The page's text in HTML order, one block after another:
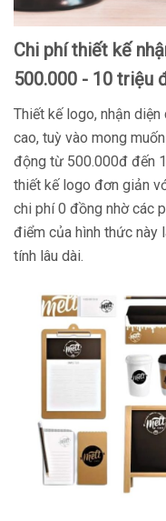
Chi phí thiết kế
500.000 - 10 triệu
Thiết kế logo, nhận
cao, tuỳ vào mong
động từ 500.000đ đến
thiết kế logo đơn giản
chi phí 0 đồng nhờ các
điểm của hình thức này
tính lâu dài.